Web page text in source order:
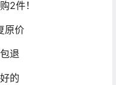
2件！
原价
退
的